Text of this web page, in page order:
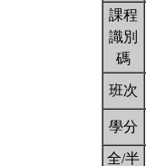
課程
識別
碼
班次
學分
全/半